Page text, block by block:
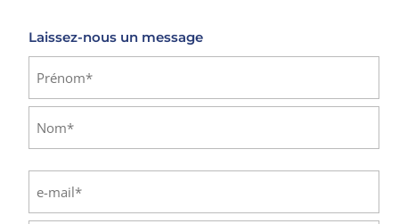
Laissez-nous un message
Identité (Nécessaire)
Nom
mail